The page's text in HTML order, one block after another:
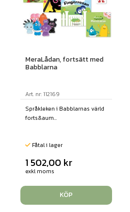
MeraLådan, fortsätt med
Babblarna
Art. nr: 112169
Språkleken i Babblarnas värld
forts&aum...
Fåtal i lager
1 502,00 kr
exkl moms
KÖP